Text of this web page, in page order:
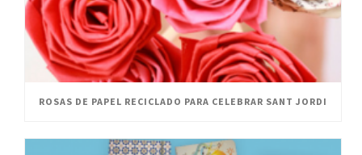
ROSAS DE PAPEL RECICLADO PARA CELEBRAR SANT JORDI